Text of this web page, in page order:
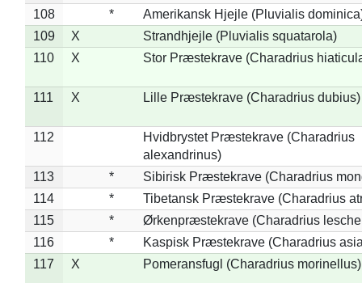
108
*
Amerikansk Hjejle (Pluvialis
109
X
Strandhjejle (Pluvialis squatarola)
110
X Stor Præstekrave (Charadrius
111 X Lille Præstekrave (Charadrius dubius)
112
Hvidbrystet Præstekrave (Charadrius
alexandrinus)
113
*
Sibirisk Præstekrave (Charadrius
114
*
Tibetansk Præstekrave (Charadrius
115
*
Ørkenpræstekrave (Charadrius
116
*
Kaspisk Præstekrave (Charadrius
117
X Pomeransfugl (Charadrius morinellus)